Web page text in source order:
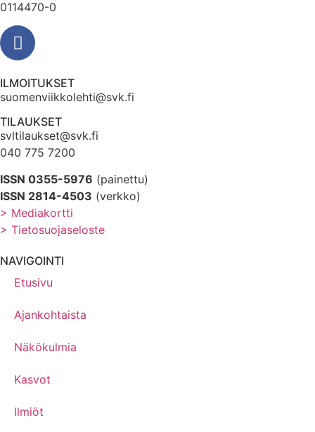
0114470-0
ILMOITUKSET
suomenviikkolehti@svk.fi
TILAUKSET
svltilaukset@svk.fi
040 775 7200
ISSN 0355-5976 (painettu)
ISSN 2814-4503 (verkko)
> Mediakortti
> Tietosuojaseloste
NAVIGOINTI
Etusivu
Ajankohtaista
Näkökulmia
Kasvot
Ilmiöt